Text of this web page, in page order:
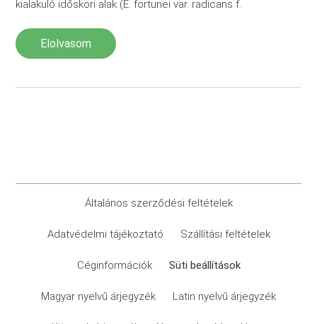
kialakuló időskori alak (E. fortunei var. radicans f.
Elolvasom
Általános szerződési feltételek
Adatvédelmi tájékoztató Szállítási feltételek
Céginformációk Süti beállítások
Magyar nyelvű árjegyzék Latin nyelvű árjegyzék